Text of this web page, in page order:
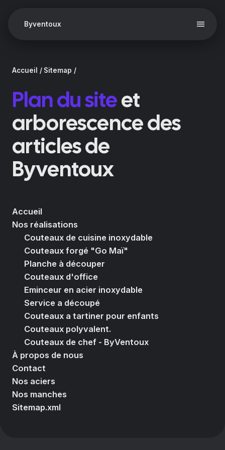
Menu
Byventoux
Nos manches
Accueil Sitemap
Plan du siteet
arborescence des
articles de
Byventoux
Accueil
Nos réalisations
Couteaux de cuisine inoxydable
Couteaux forgé "Go Maï"
Planche à découper
Couteaux d'office
Eminceur en acier inoxydable
Service a découpé
Couteaux a tartiner pour enfants
Couteaux polyvalent.
Couteaux de chef - ByVentoux
À propos de nous
Contact
Nos aciers
Nos manches
Sitemap.xml